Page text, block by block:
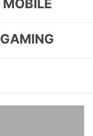
MOBILE
GAMING